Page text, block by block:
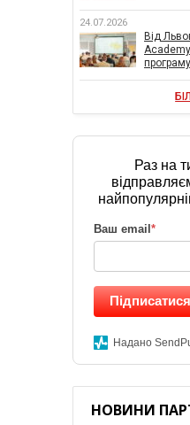
24.07.2026
Від
Раз на
Ваш email *
Підписатися
Надано
НОВИНИ